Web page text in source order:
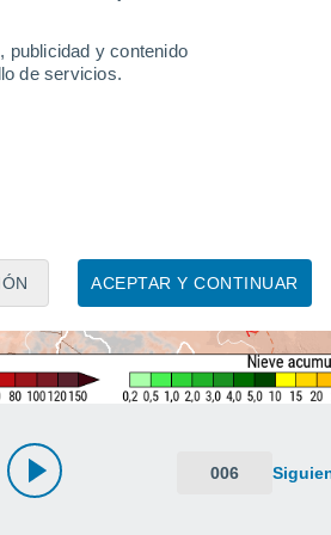
publicidad y contenido
de servicios.
ACEPTAR Y CONTINUAR
006